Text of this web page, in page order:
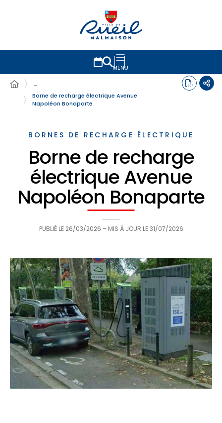
MENU
…
Borne de recharge électrique Avenue
Napoléon Bonaparte
BORNES DE RECHARGE ÉLECTRIQUE
Borne de recharge
électrique Avenue
Napoléon Bonaparte
PUBLIÉ LE 26/03/2026 – MIS À JOUR LE31/07/2026